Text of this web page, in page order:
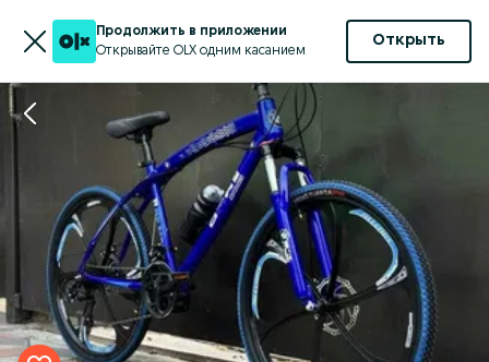
Продолжить в приложении
Открывайте OLX одним касанием
Открыть